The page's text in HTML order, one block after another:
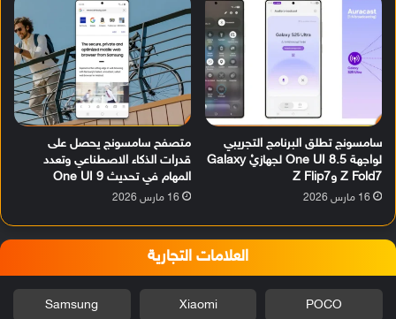
سامسونج تطلق البرنامج التجريبي
لواجهة One UI 8.5 لجهازيْ Galaxy
Z Fold7 وZ Flip7
16 مارس 2026
متصفح سامسونج يحصل على
قدرات الذكاء الاصطناعي وتعدد
المهام في تحديث One UI 9
16 مارس 2026
العلامات التجارية
POCO
Xiaomi
Samsung